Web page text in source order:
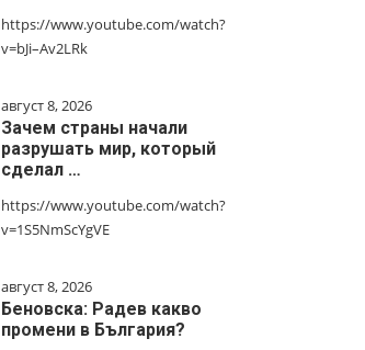
https://www.youtube.com/watch?
v=bJi–Av2LRk
август 8, 2026
Зачем страны начали
разрушать мир, который
сделал …
https://www.youtube.com/watch?
v=1S5NmScYgVE
август 8, 2026
Беновска: Радев какво
промени в България?